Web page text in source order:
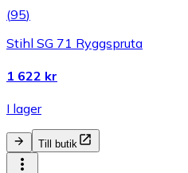
(95)
Stihl SG 71 Ryggspruta
1 622 kr
I lager
Till butik